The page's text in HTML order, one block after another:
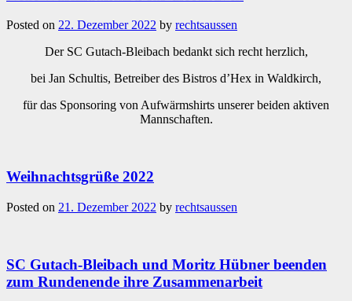
Posted on 22. Dezember 2022 by rechtsaussen
Der SC Gutach-Bleibach bedankt sich recht herzlich,
bei Jan Schultis, Betreiber des Bistros d’Hex in Waldkirch,
für das Sponsoring von Aufwärmshirts unserer beiden aktiven
Mannschaften.
Weihnachtsgrüße 2022
Posted on 21. Dezember 2022 by rechtsaussen
SC Gutach-Bleibach und Moritz Hübner beenden
zum Rundenende ihre Zusammenarbeit